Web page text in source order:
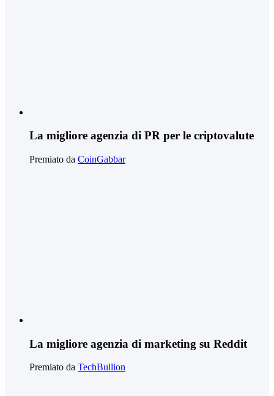
La migliore agenzia di PR per le criptovalute
Premiato da CoinGabbar
La migliore agenzia di marketing su Reddit
Premiato da TechBullion